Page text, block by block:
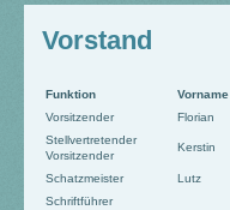
Vorstand
Funktion Vorname
Vorsitzender
Florian
Stellvertretender
Vorsitzender
Kerstin
Schatzmeister Lutz
Schriftführer